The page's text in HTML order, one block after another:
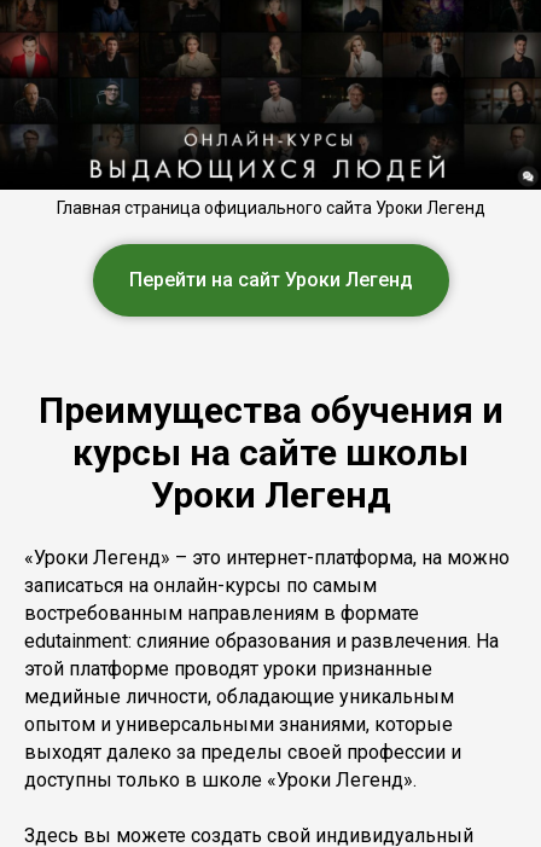
Главная страница официального сайта Уроки Легенд
Перейти на сайт Уроки Легенд
Преимущества обучения и
курсы на сайте школы
Уроки Легенд
«Уроки Легенд» – это интернет-платформа, на можно
записаться на онлайн-курсы по самым
востребованным направлениям в формате
edutainment: слияние образования и развлечения. На
этой платформе проводят уроки признанные
медийные личности, обладающие уникальным
опытом и универсальными знаниями, которые
выходят далеко за пределы своей профессии и
доступны только в школе «Уроки Легенд».
Здесь вы можете создать свой индивидуальный